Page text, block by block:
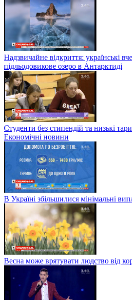
Надзвичайне відкриття: українські
підльодовикове озеро в Антарктиді
Студенти без стипендій та низькі
Економічні новини
В Україні збільшилися мінімальні
Весна може врятувати людство від